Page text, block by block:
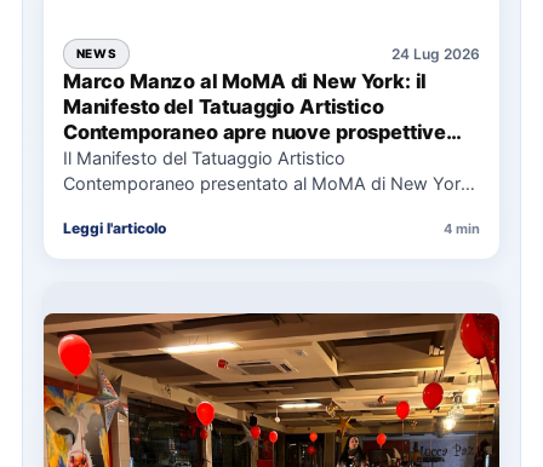
NEWS 24 Lug 2026
Marco Manzo al MoMA di New York: il
Manifesto del Tatuaggio Artistico
Contemporaneo apre nuove prospettive
per il collezionismo
Il Manifesto del Tatuaggio Artistico
Contemporaneo presentato al MoMA di New York
Leggi l'articolo 4 min